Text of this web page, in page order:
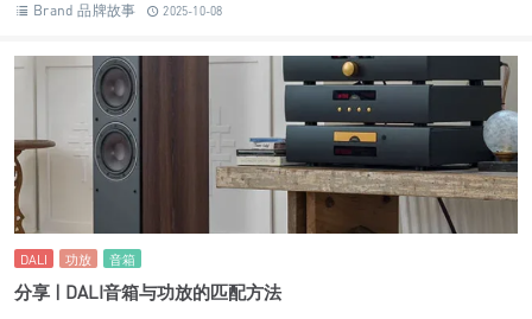
Brand 品牌故事 2025-10-08
DALI 功放 音箱
分享 | DALI音箱与功放的匹配方法